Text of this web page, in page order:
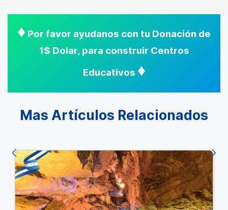
♦ Por favor ayudanos con tu Donación de
1$ Dolar, para construir Centros
Educativos ♦
Mas Artículos Relacionados